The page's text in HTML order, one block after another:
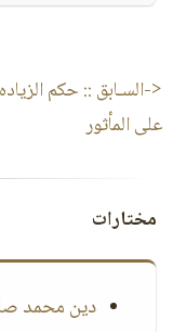
<-السـابق :: حكم
على المأثور
مختارات
دين محمد